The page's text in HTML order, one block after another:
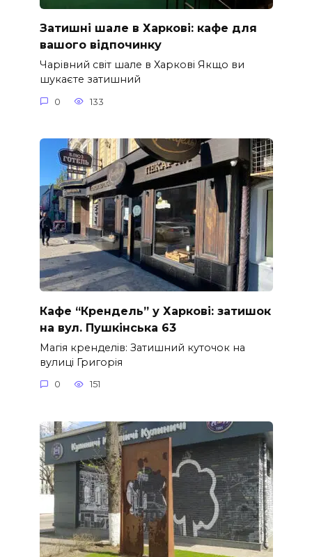
Затишні шале в Харкові: кафе для
вашого відпочинку
Чарівний світ шале в Харкові Якщо ви
шукаєте затишний
0 133
Кафе “Крендель” у Харкові: затишок
на вул. Пушкінська 63
Магія кренделів: Затишний куточок на
вулиці Григорія
0 151